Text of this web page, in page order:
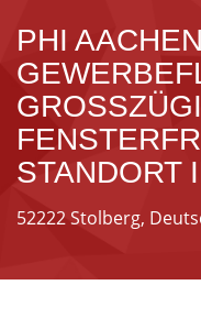
PHI
TANDORT
52222 Stolberg,